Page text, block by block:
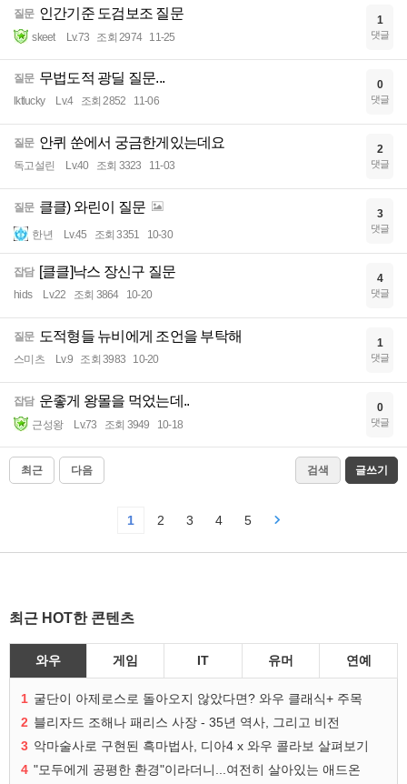
질문 인간기준 도검보조 질문
skeet Lv.73 조회 2974 11-25
1
댓글
질문 무법도적 광딜 질문...
lktlucky Lv.4 조회 2852 11-06
0
댓글
질문 안퀴 쑨에서 궁금한게있는데요
독고설린 Lv.40 조회 3323 11-03
2
댓글
질문 클클) 와린이 질문
한년 Lv.45 조회 3351 10-30
3
댓글
잡담 [클클]낙스 장신구 질문
hids Lv.22 조회 3864 10-20
4
댓글
질문 도적형들 뉴비에게 조언을 부탁해
스미츠 Lv.9 조회 3983 10-20
1
댓글
잡담 운좋게 왕몰을 먹었는데..
근성왕 Lv.73 조회 3949 10-18
0
댓글
최근 다음 검색 글쓰기
1 2 3 4 5
최근 HOT한 콘텐츠
와우 게임 IT 유머 연예
1 굴단이 아제로스로 돌아오지 않았다면? 와우 클래식+ 주목
2 블리자드 조해나 패리스 사장 - 35년 역사, 그리고 비전
3 악마술사로 구현된 흑마법사, 디아4 x 와우 콜라보 살펴보기
4 "모두에게 공평한 환경"이라더니...여전히 살아있는 애드온